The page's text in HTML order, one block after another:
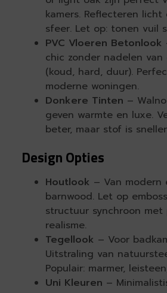
kamers. Reflecteren
sfeer. Let op: tonen vuil
PVC Vloeren Betonlook
chic zonder nadelen
(koud, hard, duur).
moderne woningen.
Donkere Tinten –
geven warmte en luxe.
beter, maar stof is
Design Opties
Houtlook – Van
barnwood. Let op
structuur synchroon
realisme.
Tegellook – Voor
Uitstraling van
Populair: marmer,
Uni Kleuren –